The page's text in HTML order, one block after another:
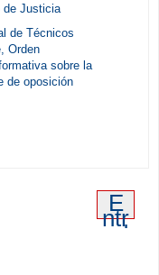
de Justicia
de Técnicos
Orden
sobre la
de oposición
E
ntr
ad